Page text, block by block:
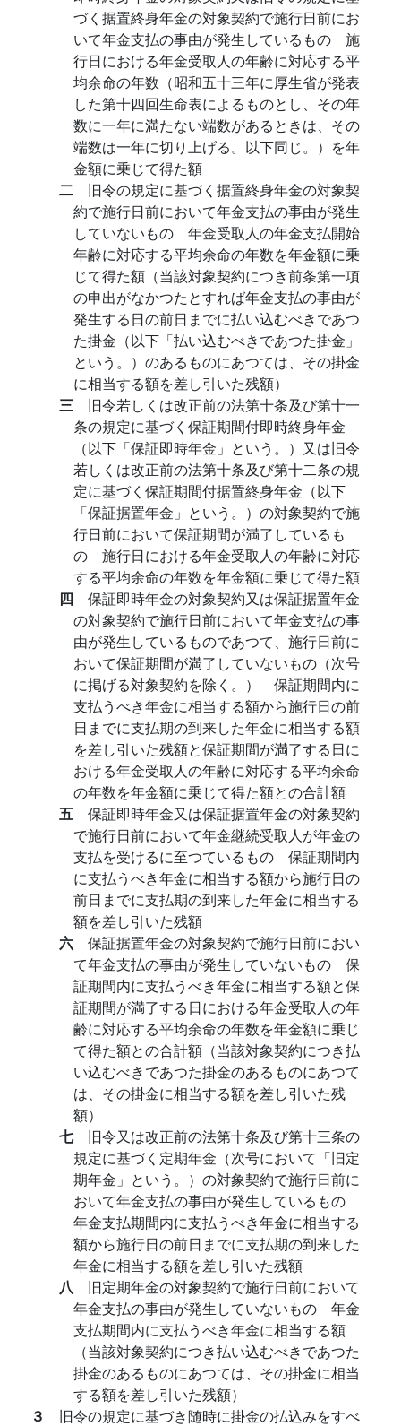
づく据置終身年金の対象契約で施行日前にお
いて年金支払の事由が発生しているもの 施
行日における年金受取人の年齢に対応する平
均余命の年数（昭和五十三年に厚生省が発表
した第十四回生命表によるものとし、その年
数に一年に満たない端数があるときは、その
端数は一年に切り上げる。以下同じ。）を年
金額に乗じて得た額
二 旧令の規定に基づく据置終身年金の対象契
約で施行日前において年金支払の事由が発生
していないもの 年金受取人の年金支払開始
年齢に対応する平均余命の年数を年金額に乗
じて得た額（当該対象契約につき前条第一項
の申出がなかつたとすれば年金支払の事由が
発生する日の前日までに払い込むべきであつ
た掛金（以下「払い込むべきであつた掛金」
という。）のあるものにあつては、その掛金
に相当する額を差し引いた残額）
三 旧令若しくは改正前の法第十条及び第十一
条の規定に基づく保証期間付即時終身年金
（以下「保証即時年金」という。）又は旧令
若しくは改正前の法第十条及び第十二条の規
定に基づく保証期間付据置終身年金（以下
「保証据置年金」という。）の対象契約で施
行日前において保証期間が満了しているも
の 施行日における年金受取人の年齢に対応
する平均余命の年数を年金額に乗じて得た額
四 保証即時年金の対象契約又は保証据置年金
の対象契約で施行日前において年金支払の事
由が発生しているものであつて、施行日前に
おいて保証期間が満了していないもの（次号
に掲げる対象契約を除く。） 保証期間内に
支払うべき年金に相当する額から施行日の前
日までに支払期の到来した年金に相当する額
を差し引いた残額と保証期間が満了する日に
おける年金受取人の年齢に対応する平均余命
の年数を年金額に乗じて得た額との合計額
五 保証即時年金又は保証据置年金の対象契約
で施行日前において年金継続受取人が年金の
支払を受けるに至つているもの 保証期間内
に支払うべき年金に相当する額から施行日の
前日までに支払期の到来した年金に相当する
額を差し引いた残額
六 保証据置年金の対象契約で施行日前におい
て年金支払の事由が発生していないもの 保
証期間内に支払うべき年金に相当する額と保
証期間が満了する日における年金受取人の年
齢に対応する平均余命の年数を年金額に乗じ
て得た額との合計額（当該対象契約につき払
い込むべきであつた掛金のあるものにあつて
は、その掛金に相当する額を差し引いた残
額）
七 旧令又は改正前の法第十条及び第十三条の
規定に基づく定期年金（次号において「旧定
期年金」という。）の対象契約で施行日前に
おいて年金支払の事由が発生しているもの
年金支払期間内に支払うべき年金に相当する
額から施行日の前日までに支払期の到来した
年金に相当する額を差し引いた残額
八 旧定期年金の対象契約で施行日前において
年金支払の事由が発生していないもの 年金
支払期間内に支払うべき年金に相当する額
（当該対象契約につき払い込むべきであつた
掛金のあるものにあつては、その掛金に相当
する額を差し引いた残額）
３ 旧令の規定に基づき随時に掛金の払込みをすべ